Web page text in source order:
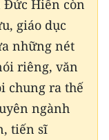
Đức Hiển còn
giáo dục
những nét
riêng, văn
chung ra thế
ngành
tiến sĩ